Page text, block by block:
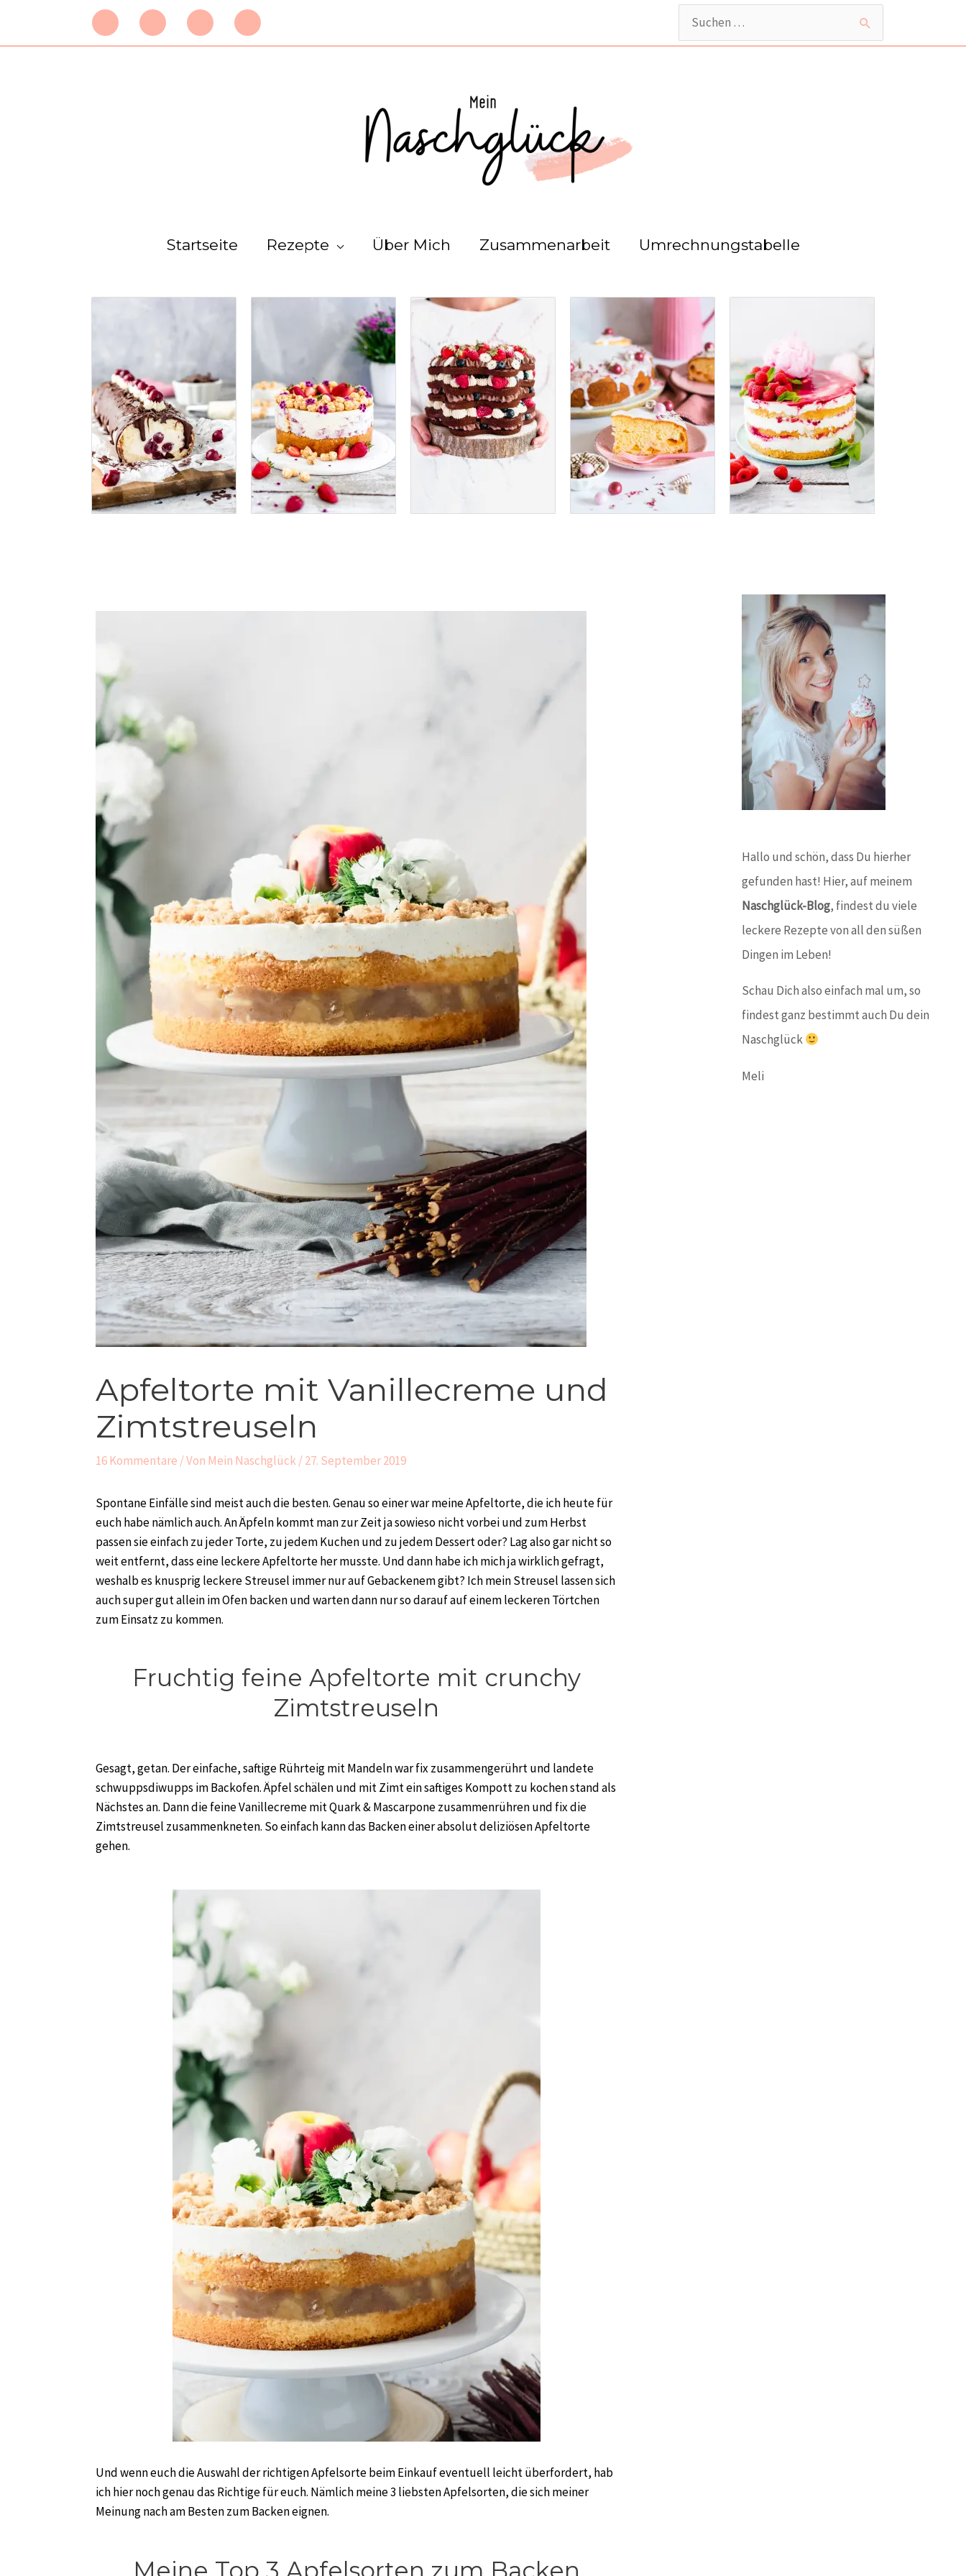
springen
Suchen
nach:
Startseite Rezepte Über Mich Zusammenarbeit Umrechnungstabelle
Apfeltorte mit Vanillecreme und
Zimtstreuseln
16 Kommentare / Von Mein Naschglück/27. September 2019
Spontane Einfälle sind meist auch die besten. Genau so einer war meine Apfeltorte, die ich heute für
euch habe nämlich auch. An Äpfeln kommt man zur Zeit ja sowieso nicht vorbei und zum Herbst
passen sie einfach zu jeder Torte, zu jedem Kuchen und zu jedem Dessert oder? Lag also gar nicht so
weit entfernt, dass eine leckere Apfeltorte her musste. Und dann habe ich mich ja wirklich gefragt,
weshalb es knusprig leckere Streusel immer nur auf Gebackenem gibt? Ich mein Streusel lassen sich
auch super gut allein im Ofen backen und warten dann nur so darauf auf einem leckeren Törtchen
zum Einsatz zu kommen.
Fruchtig feine Apfeltorte mit crunchy
Zimtstreuseln
Gesagt, getan. Der einfache, saftige Rührteig mit Mandeln war fix zusammengerührt und landete
schwuppsdiwupps im Backofen. Äpfel schälen und mit Zimt ein saftiges Kompott zu kochen stand als
Nächstes an. Dann die feine Vanillecreme mit Quark & Mascarpone zusammenrühren und fix die
Zimtstreusel zusammenkneten. So einfach kann das Backen einer absolut deliziösen Apfeltorte
gehen.
Und wenn euch die Auswahl der richtigen Apfelsorte beim Einkauf eventuell leicht überfordert, hab
ich hier noch genau das Richtige für euch. Nämlich meine 3 liebsten Apfelsorten, die sich meiner
Meinung nach am Besten zum Backen eignen.
Meine Top 3 Apfelsorten zum Backen
Hallo und schön, dass Du hierher
gefunden hast! Hier, auf meinem
Naschglück-Blog, findest du viele
leckere Rezepte von all den süßen
Dingen im Leben!
Schau Dich also einfach mal um, so
findest ganz bestimmt auch Du dein
Naschglück
Meli